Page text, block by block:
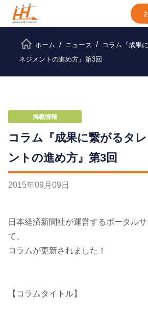
ホーム ニュース
コラム『成果
ネジメントの進め方』第3回
掲載情報
コラム『成果に繋がるタ
ントの進め方』第3回
2015年09 月 09 日
日本経済新聞社が運営するポータル
て、
コラムが更新されました！
【コラムタイトル】